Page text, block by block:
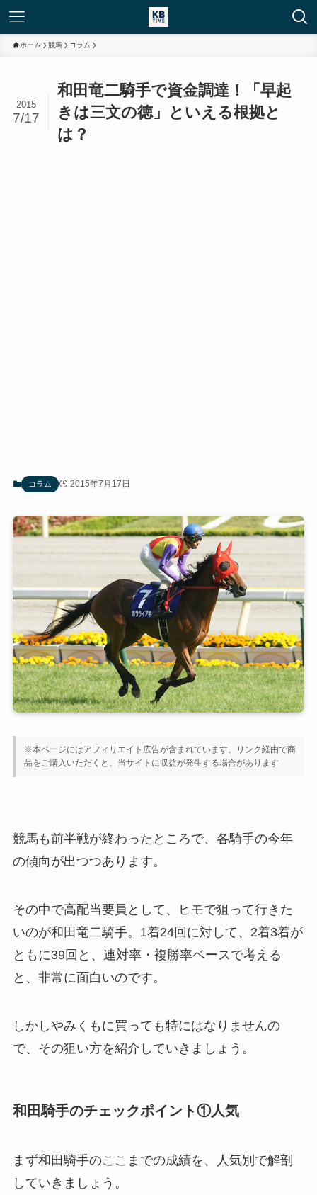
ホーム 競馬 コラム
和田竜二騎手で資金調達！「早起
きは三文の徳」といえる根拠と
は？
2015
7/17
コラム 2015年7月17日
※本ページにはアフィリエイト広告が含まれています。リンク経由で商
品をご購入いただくと、当サイトに収益が発生する場合があります
競馬も前半戦が終わったところで、各騎手の今年
の傾向が出つつあります。
その中で高配当要員として、ヒモで狙って行きた
いのが和田竜二騎手。1着24回に対して、2着3着が
ともに39回と、連対率・複勝率ベースで考える
と、非常に面白いのです。
しかしやみくもに買っても特にはなりませんの
で、その狙い方を紹介していきましょう。
和田騎手のチェックポイント①人気
まず和田騎手のここまでの成績を、人気別で解剖
していきましょう。